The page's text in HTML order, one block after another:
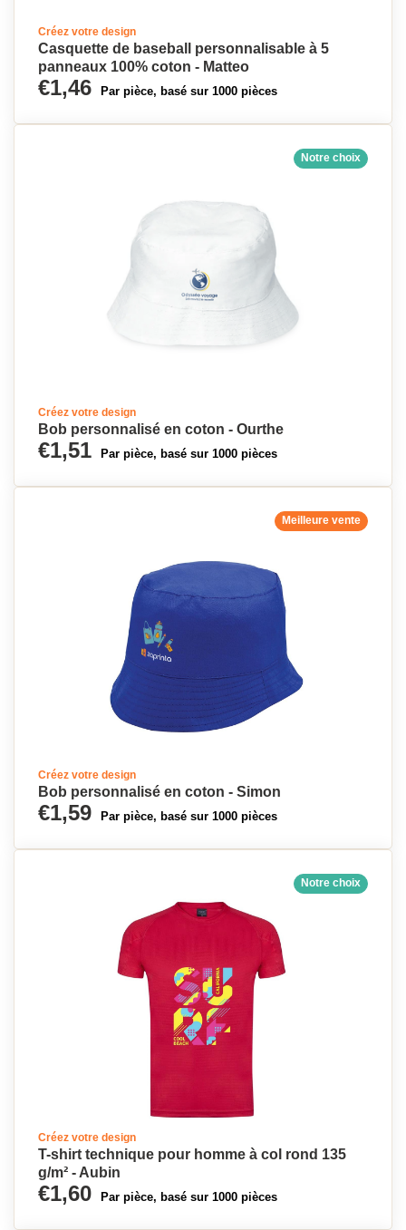
Créez votre design
Casquette de baseball personnalisable à 5
panneaux 100% coton - Matteo
€1,46 Par pièce, basé sur 1000 pièces
Notre choix
Créez votre design
Bob personnalisé en coton - Ourthe
€1,51 Par pièce, basé sur 1000 pièces
Meilleure vente
Créez votre design
Bob personnalisé en coton - Simon
€1,59 Par pièce, basé sur 1000 pièces
Notre choix
Créez votre design
T-shirt technique pour homme à col rond 135
g/m² - Aubin
€1,60 Par pièce, basé sur 1000 pièces